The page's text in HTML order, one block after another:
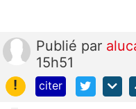
Publié par
15h51
!
citer